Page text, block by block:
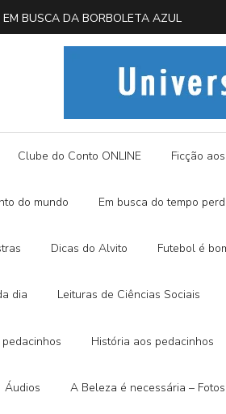
BUSCA DA BORBOLETA AZUL
Clube do Conto ONLINE Ficção
do mundo Em busca do tempo
Dicas do Alvito Futebol é
dia Leituras de Ciências Sociais
História aos pedacinhos
Áudios A Beleza é necessária – Fotos